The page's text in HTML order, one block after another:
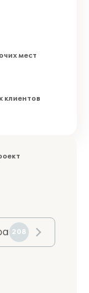
мест
клиентов
208